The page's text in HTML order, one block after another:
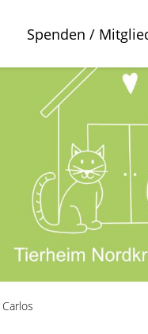
Spenden /
Carlos